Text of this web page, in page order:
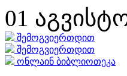
01
შემოგვიერთდით
შემოგვიერთდით
ონლაინ ბიბლიოთეკა